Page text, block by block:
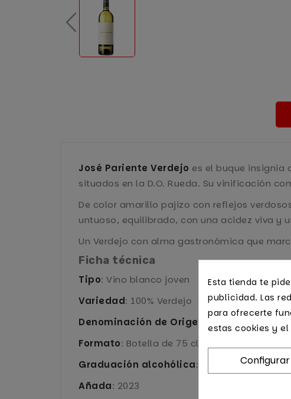
José Pariente Verdejo es el buque insignia
situados en la D.O. Rueda. Su vinificación
De color amarillo pajizo con reflejos
untuoso, equilibrado, con una acidez viva y
Un Verdejo con alma gastronómica que
Ficha técnica
Tipo: Vino blanco joven
Variedad: 100% Verdejo
Denominación de Origen
: Rueda
Formato: Botella de 75 cl
Graduación alcohólica: 13% vol
Añada: 2023
Esta tienda te
publicidad. Las
para ofrecerte
estas cookies y
Configurar